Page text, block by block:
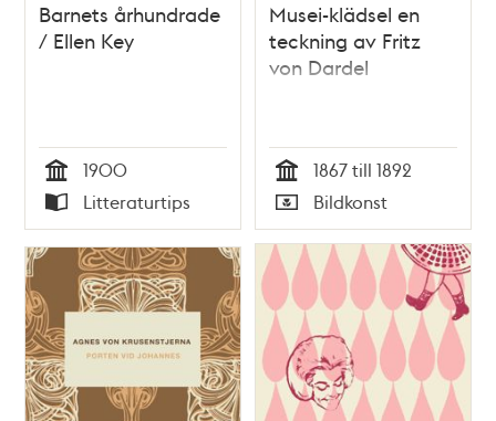
Barnets århundrade
/ Ellen Key
Tid
1900
Typ
Litteraturtips
Musei-klädsel en
teckning av Fritz
von Dardel
Tid
1867 till 1892
Typ
Bildkonst